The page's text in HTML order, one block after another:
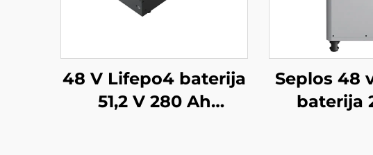
48 V Lifepo4 baterija
51,2 V 280 Ah
Seplos 48
baterija